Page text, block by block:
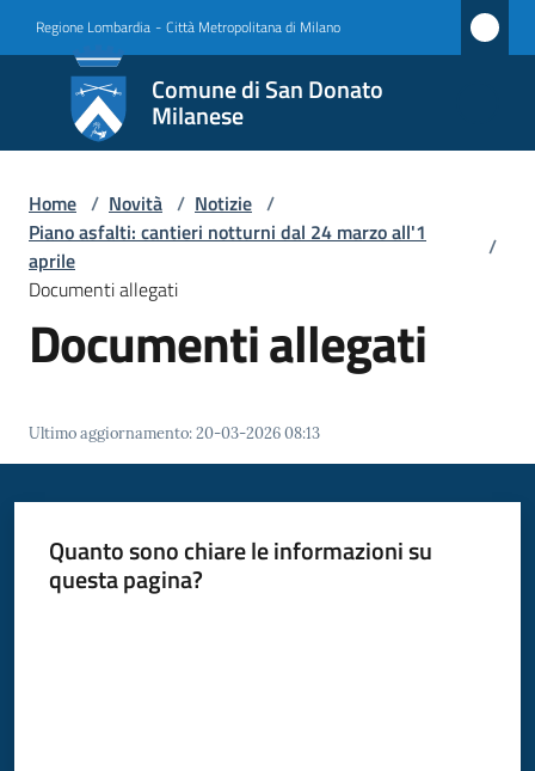
Regione Lombardia - Città Metropolitana di Milano
Comune di San Donato
Milanese
Comune
di San
Donato
Milanese
Amministrazione
Novità
Servizi
Donato
Milanese
Home / Novità / Notizie /
Piano asfalti: cantieri notturni dal 24 marzo all'1
aprile
/
Documenti allegati
Documenti allegati
Ultimo aggiornamento:20-03-2026 08:13
Quanto sono chiare le informazioni su
questa pagina?